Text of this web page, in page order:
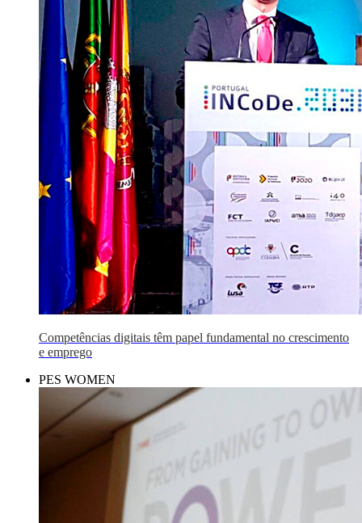
Competências digitais têm papel fundamental no crescimento
e emprego
PES WOMEN